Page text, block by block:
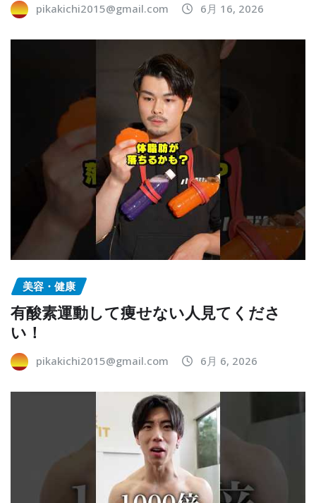
pikakichi2015@gmail.com 6月 16, 2026
美容・健康
有酸素運動して痩せない人見てくださ
い！
pikakichi2015@gmail.com 6月 6, 2026